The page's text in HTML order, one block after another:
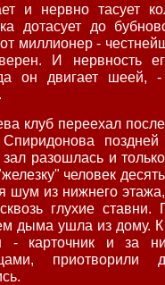
и нервно тасует
дотасует до
миллионер -
И нервность
он двигает шеей,
клуб переехал
разошлась и
человек
шум из нижнего
глухие ставни.
дыма ушла из дому. К
- карточник и за
приотворили